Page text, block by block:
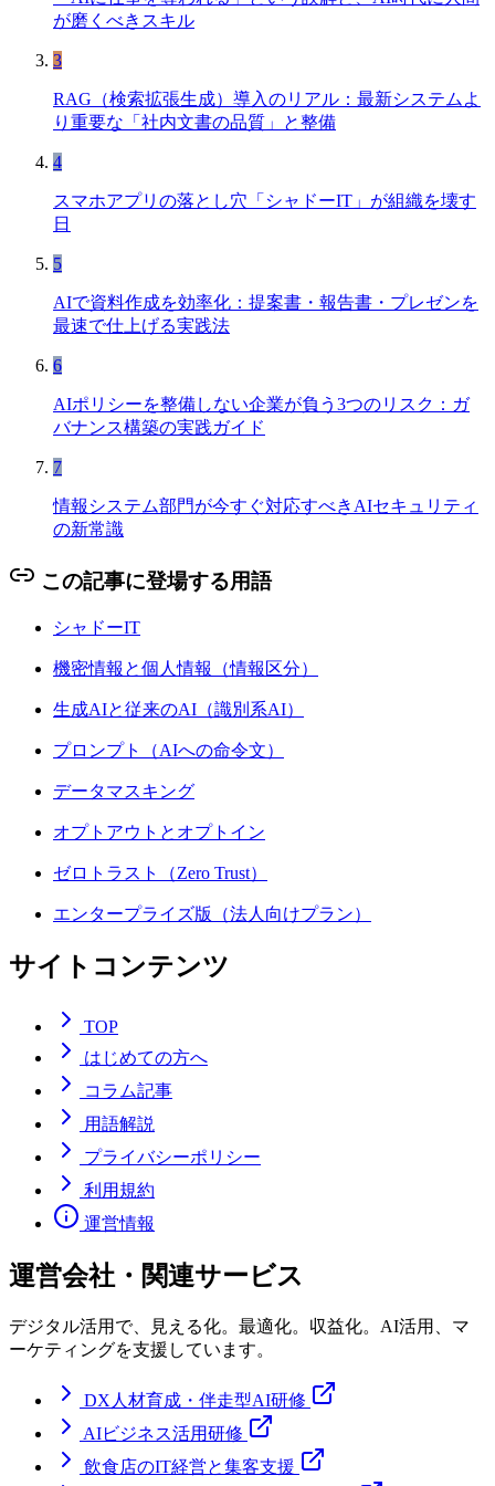
が磨くべきスキル
3
RAG（検索拡張生成）導入のリアル：最新システムよ
り重要な「社内文書の品質」と整備
4
スマホアプリの落とし穴「シャドーIT」が組織を壊す
日
5
AIで資料作成を効率化：提案書・報告書・プレゼンを
最速で仕上げる実践法
6
AIポリシーを整備しない企業が負う3つのリスク：ガ
バナンス構築の実践ガイド
7
情報システム部門が今すぐ対応すべきAIセキュリティ
の新常識
この記事に登場する用語
シャドーIT
機密情報と個人情報（情報区分）
生成AIと従来のAI（識別系AI）
プロンプト（AIへの命令文）
データマスキング
オプトアウトとオプトイン
ゼロトラスト（Zero Trust）
エンタープライズ版（法人向けプラン）
サイトコンテンツ
TOP
はじめての方へ
コラム記事
用語解説
プライバシーポリシー
利用規約
運営情報
運営会社・関連サービス
デジタル活用で、見える化。最適化。収益化。AI活用、マ
ーケティングを支援しています。
DX人材育成・伴走型AI研修
AIビジネス活用研修
飲食店のIT経営と集客支援